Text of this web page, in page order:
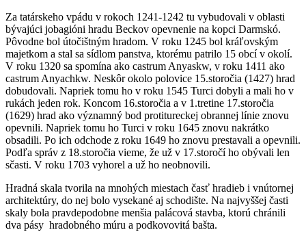
Za tatárskeho vpádu v rokoch 1241-1242 tu vybudovali v oblasti
bývajúci jobagióni hradu Beckov opevnenie na kopci Darmskó.
Pôvodne bol útočištným hradom. V roku 1245 bol kráľovským
majetkom a stal sa sídlom panstva, ktorému patrilo 15 obcí v okolí.
V roku 1320 sa spomína ako castrum Anyaskw, v roku 1411 ako
castrum Anyachkw. Neskôr okolo polovice 15.storočia (1427) hrad
dobudovali. Napriek tomu ho v roku 1545 Turci dobyli a mali ho v
rukách jeden rok. Koncom 16.storočia a v 1.tretine 17.storočia
(1629) hrad ako významný bod protitureckej obrannej línie znovu
opevnili. Napriek tomu ho Turci v roku 1645 znovu nakrátko
obsadili. Po ich odchode z roku 1649 ho znovu prestavali a opevnili.
Podľa správ z 18.storočia vieme, že už v 17.storočí ho obývali len
sčasti. V roku 1703 vyhorel a už ho neobnovili.
Hradná skala tvorila na mnohých miestach časť hradieb i vnútornej
architektúry, do nej bolo vysekané aj schodište. Na najvyššej časti
skaly bola pravdepodobne menšia palácová stavba, ktorú chránili
dva pásy hradobného múru a podkovovitá bašta.